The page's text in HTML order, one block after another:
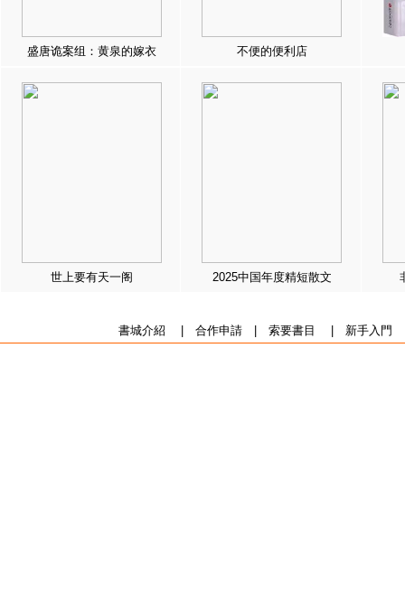
盛唐诡案组：黄泉的嫁衣 不便的便利店
世上要有天一阁 2025中国年度精短散文
書城介紹 合作申請| 索要書目 新手入門